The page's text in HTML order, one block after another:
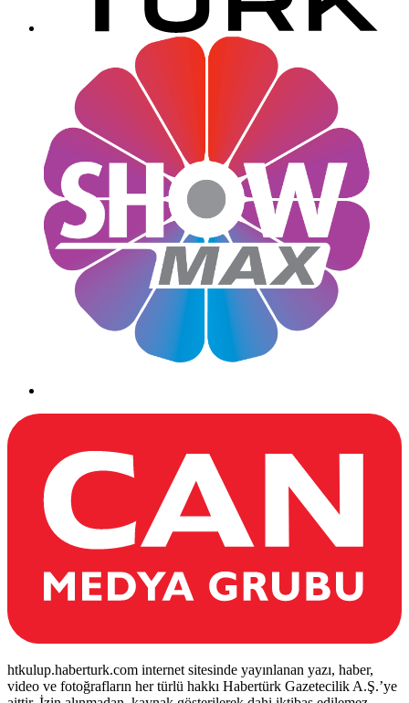
htkulup.haberturk.com internet sitesinde yayınlanan yazı, haber,
video ve fotoğrafların her türlü hakkı Habertürk Gazetecilik A.Ş.’ye